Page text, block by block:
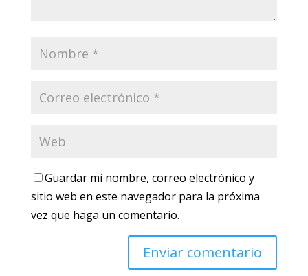
Guardar mi nombre, correo electrónico y
sitio web en este navegador para la próxima
vez que haga un comentario.